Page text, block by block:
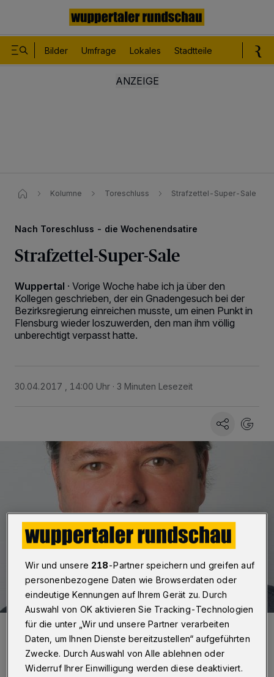
Bilder Umfrage Lokales Stadtteile
Kolumne Toreschluss Strafzettel-Super-Sale
Nach Toreschluss - die Wochenendsatire
Strafzettel-Super-Sale
Wuppertal · Vorige Woche habe ich ja über den
Kollegen geschrieben, der ein Gnadengesuch bei der
Bezirksregierung einreichen musste, um einen Punkt in
Flensburg wieder loszuwerden, den man ihm völlig
unberechtigt verpasst hatte.
30.04.2017 , 14:00 Uhr 3 Minuten Lesezeit
Rundschau-Redakteur Roderich Trapp.
Foto: Bettina Osswald
Wir und unsere 218-Partner speichern und greifen auf
personenbezogene Daten wie Browserdaten oder
eindeutige Kennungen auf Ihrem Gerät zu. Durch
Auswahl von OK aktivieren Sie Tracking-Technologien
für die unter „Wir und unsere Partner verarbeiten
Daten, um Ihnen Dienste bereitzustellen“ aufgeführten
Zwecke. Durch Auswahl von Alle ablehnen oder
Widerruf Ihrer Einwilligung werden diese deaktiviert.